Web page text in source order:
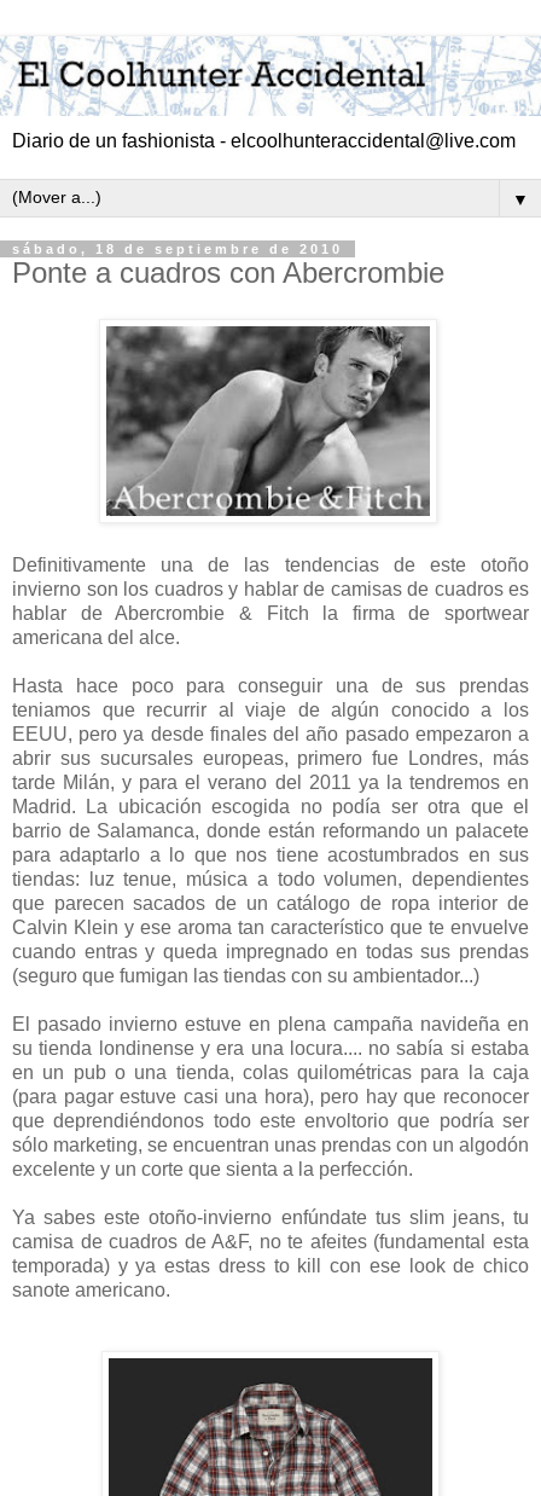
Diario de un fashionista - elcoolhunteraccidental@live.com
▼
sábado, 18 de septiembre de 2010
Ponte a cuadros con Abercrombie
Definitivamente una de las tendencias de este otoño
invierno son los cuadros y hablar de camisas de cuadros es
hablar de Abercrombie & Fitch la firma de sportwear
americana del alce.
Hasta hace poco para conseguir una de sus prendas
teniamos que recurrir al viaje de algún conocido a los
EEUU, pero ya desde finales del año pasado empezaron a
abrir sus sucursales europeas, primero fue Londres, más
tarde Milán, y para el verano del 2011 ya la tendremos en
Madrid. La ubicación escogida no podía ser otra que el
barrio de Salamanca, donde están reformando un palacete
para adaptarlo a lo que nos tiene acostumbrados en sus
tiendas: luz tenue, música a todo volumen, dependientes
que parecen sacados de un catálogo de ropa interior de
Calvin Klein y ese aroma tan característico que te envuelve
cuando entras y queda impregnado en todas sus prendas
(seguro que fumigan las tiendas con su ambientador...)
El pasado invierno estuve en plena campaña navideña en
su tienda londinense y era una locura.... no sabía si estaba
en un pub o una tienda, colas quilométricas para la caja
(para pagar estuve casi una hora), pero hay que reconocer
que deprendiéndonos todo este envoltorio que podría ser
sólo marketing, se encuentran unas prendas con un algodón
excelente y un corte que sienta a la perfección.
Ya sabes este otoño-invierno enfúndate tus slim jeans, tu
camisa de cuadros de A&F, no te afeites (fundamental esta
temporada) y ya estas dress to kill con ese look de chico
sanote americano.